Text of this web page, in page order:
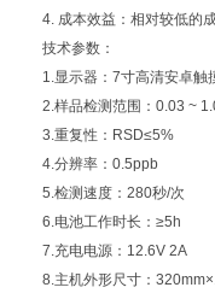
4. 成本效益：相对较低的
技术参数：
1.显示器：7寸高清安卓
2.样品检测范围：0.03 ~
3.重复性：RSD≤5%
4.分辨率：0.5ppb
5.检测速度：280秒/次
6.电池工作时长：≥5h
7.充电电源：12.6V 2A
8.主机外形尺寸：